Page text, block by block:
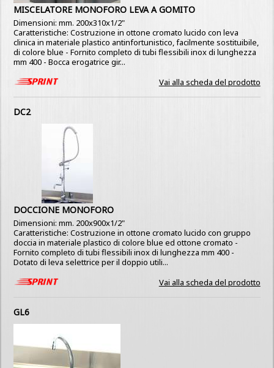
MISCELATORE MONOFORO LEVA A GOMITO
Dimensioni: mm. 200x310x1/2"
Caratteristiche: Costruzione in ottone cromato lucido con leva
clinica in materiale plastico antinfortunistico, facilmente sostituibile,
di colore blue - Fornito completo di tubi flessibili inox di lunghezza
mm 400 - Bocca erogatrice gir...
Vai alla scheda del prodotto
DC2
DOCCIONE MONOFORO
Dimensioni: mm. 200x900x1/2"
Caratteristiche: Costruzione in ottone cromato lucido con gruppo
doccia in materiale plastico di colore blue ed ottone cromato -
Fornito completo di tubi flessibili inox di lunghezza mm 400 -
Dotato di leva selettrice per il doppio utili...
Vai alla scheda del prodotto
GL6